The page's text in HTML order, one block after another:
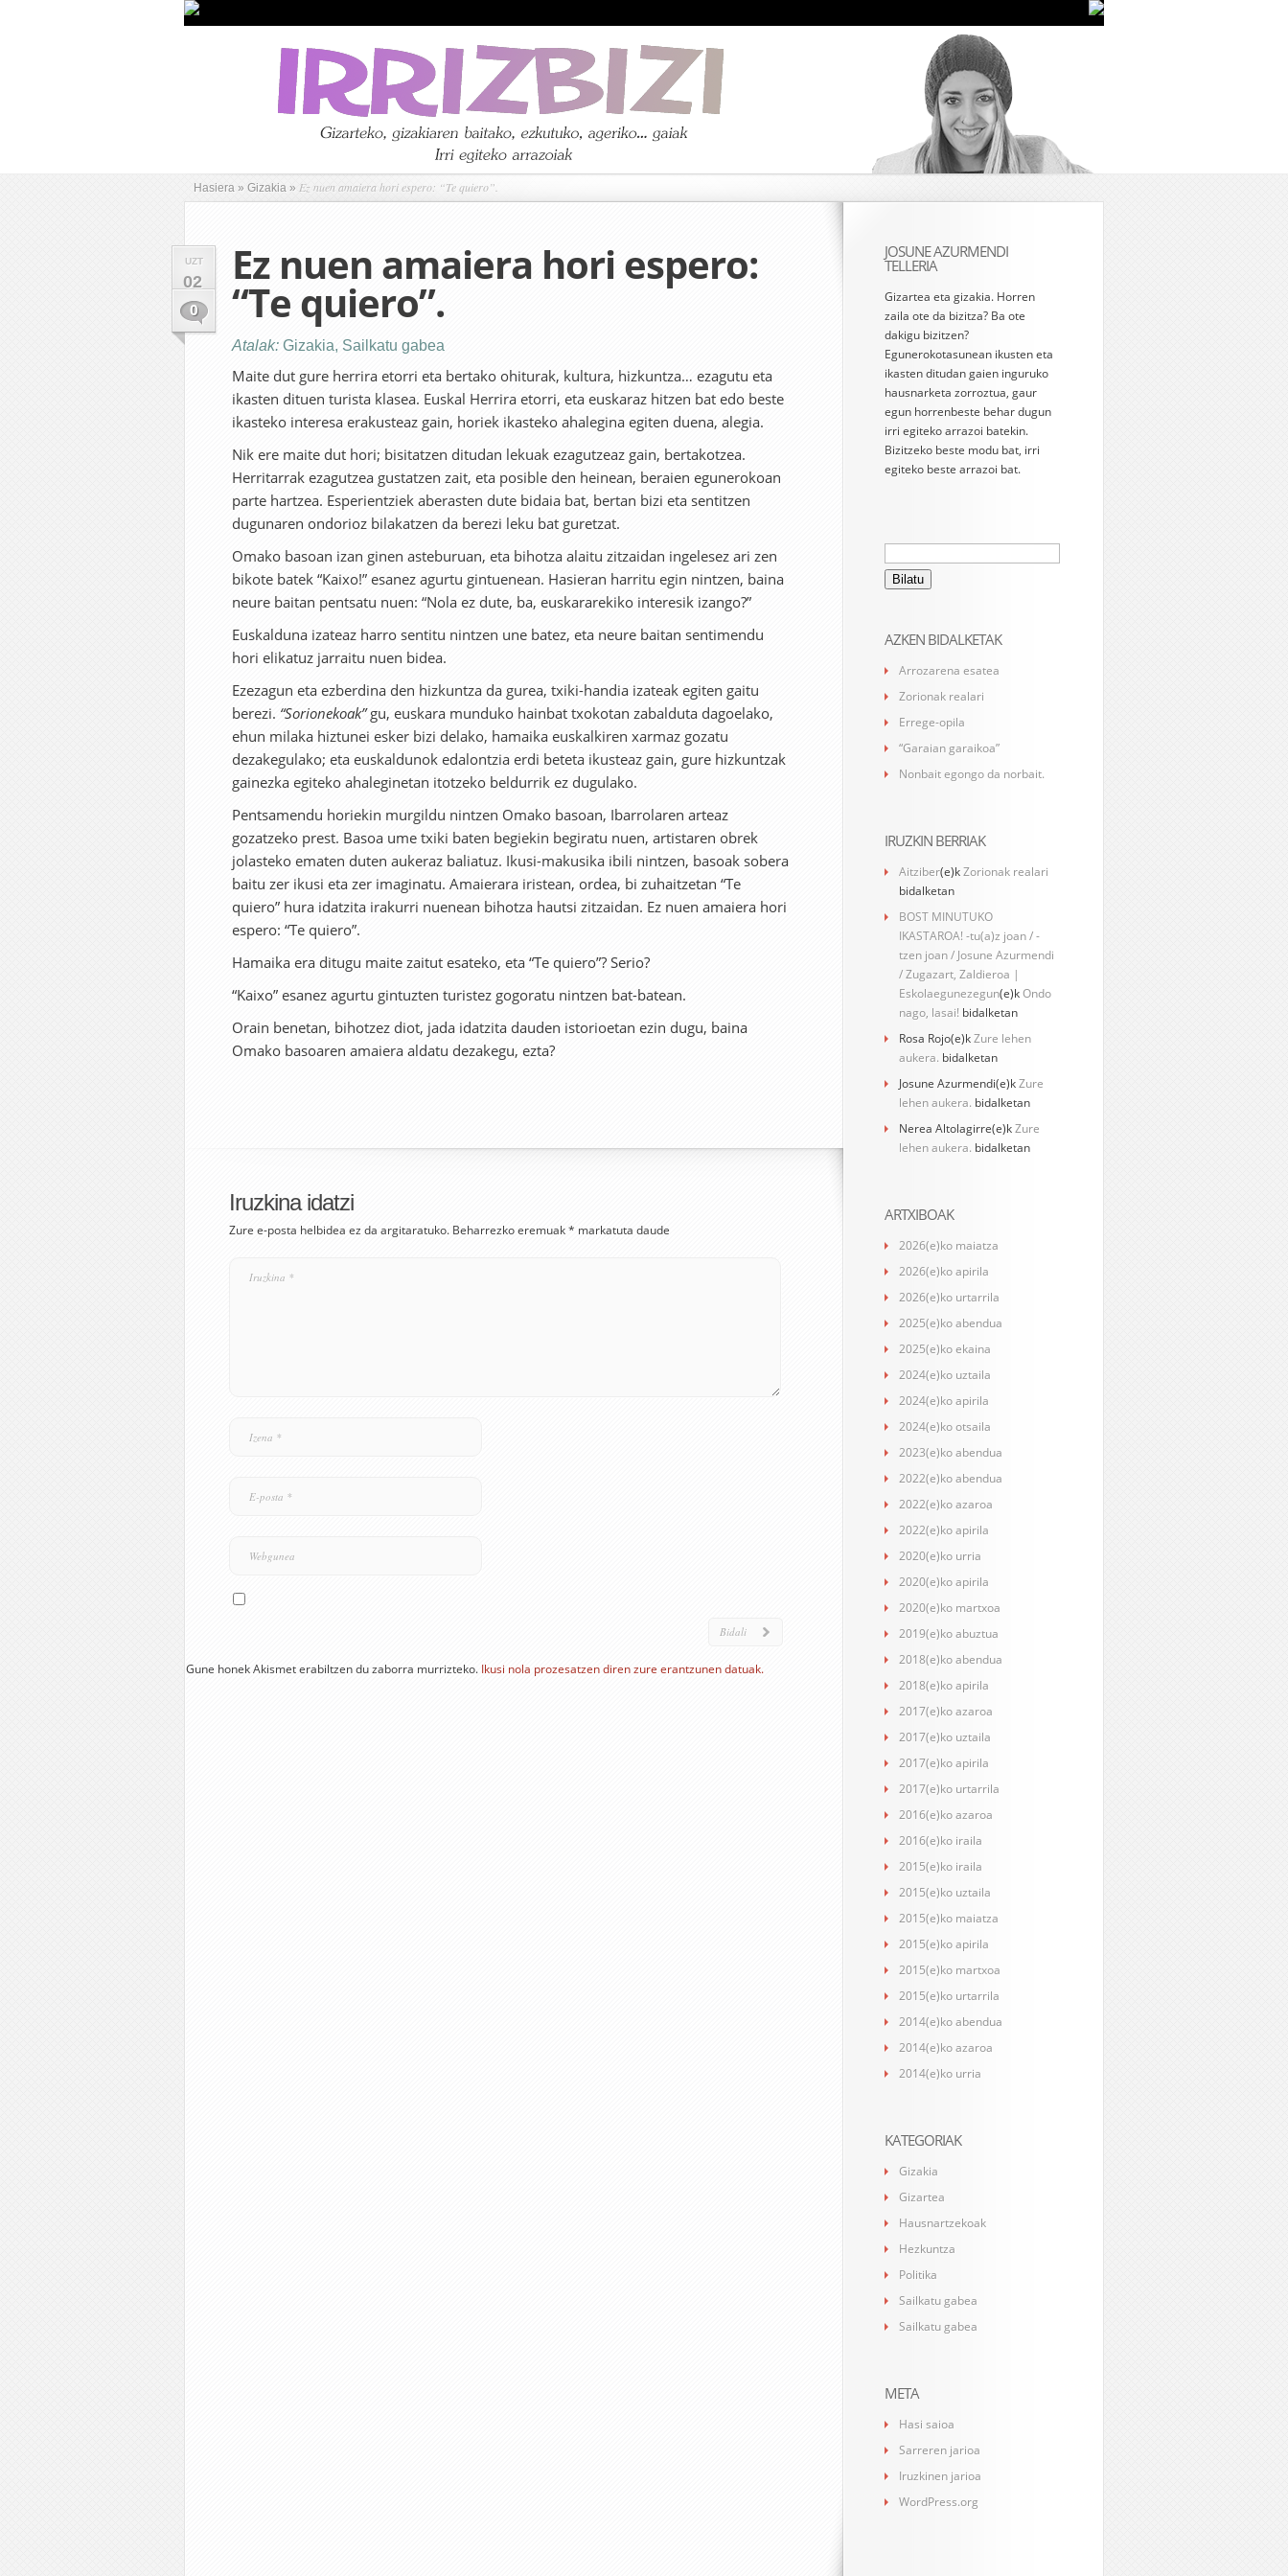
Hasiera » Gizakia » Ez nuen amaiera hori espero: “Te quiero”.
UZT
02
0
Ez nuen amaiera hori espero:
“Te quiero”.
Atalak: Gizakia, Sailkatu gabea
Maite dut gure herrira etorri eta bertako ohiturak, kultura, hizkuntza… ezagutu eta
ikasten dituen turista klasea. Euskal Herrira etorri, eta euskaraz hitzen bat edo beste
ikasteko interesa erakusteaz gain, horiek ikasteko ahalegina egiten duena, alegia.
Nik ere maite dut hori; bisitatzen ditudan lekuak ezagutzeaz gain, bertakotzea.
Herritarrak ezagutzea gustatzen zait, eta posible den heinean, beraien egunerokoan
parte hartzea. Esperientziek aberasten dute bidaia bat, bertan bizi eta sentitzen
dugunaren ondorioz bilakatzen da berezi leku bat guretzat.
Omako basoan izan ginen asteburuan, eta bihotza alaitu zitzaidan ingelesez ari zen
bikote batek “Kaixo!” esanez agurtu gintuenean. Hasieran harritu egin nintzen, baina
neure baitan pentsatu nuen: “Nola ez dute, ba, euskararekiko interesik izango?”
Euskalduna izateaz harro sentitu nintzen une batez, eta neure baitan sentimendu
hori elikatuz jarraitu nuen bidea.
Ezezagun eta ezberdina den hizkuntza da gurea, txiki-handia izateak egiten gaitu
berezi. “Sorionekoak”gu, euskara munduko hainbat txokotan zabalduta dagoelako,
ehun milaka hiztunei esker bizi delako, hamaika euskalkiren xarmaz gozatu
dezakegulako; eta euskaldunok edalontzia erdi beteta ikusteaz gain, gure hizkuntzak
gainezka egiteko ahaleginetan itotzeko beldurrik ez dugulako.
Pentsamendu horiekin murgildu nintzen Omako basoan, Ibarrolaren arteaz
gozatzeko prest. Basoa ume txiki baten begiekin begiratu nuen, artistaren obrek
jolasteko ematen duten aukeraz baliatuz. Ikusi-makusika ibili nintzen, basoak sobera
baitu zer ikusi eta zer imaginatu. Amaierara iristean, ordea, bi zuhaitzetan “Te
quiero” hura idatzita irakurri nuenean bihotza hautsi zitzaidan. Ez nuen amaiera hori
espero: “Te quiero”.
Hamaika era ditugu maite zaitut esateko, eta “Te quiero”? Serio?
“Kaixo” esanez agurtu gintuzten turistez gogoratu nintzen bat-batean.
Orain benetan, bihotzez diot, jada idatzita dauden istorioetan ezin dugu, baina
Omako basoaren amaiera aldatu dezakegu, ezta?
Iruzkina idatzi
Zure e-posta helbidea ez da argitaratuko. Beharrezko eremuak* markatuta daude
Gune honek Akismet erabiltzen du zaborra murrizteko. Ikusi nola prozesatzen diren zure erantzunen datuak.
JOSUNE AZURMENDI
TELLERIA
Gizartea eta gizakia. Horren
zaila ote da bizitza? Ba ote
dakigu bizitzen?
Egunerokotasunean ikusten eta
ikasten ditudan gaien inguruko
hausnarketa zorroztua, gaur
egun horrenbeste behar dugun
irri egiteko arrazoi batekin.
Bizitzeko beste modu bat, irri
egiteko beste arrazoi bat.
Bilatu:
AZKEN BIDALKETAK
Arrozarena esatea
Zorionak realari
Errege-opila
“Garaian garaikoa”
Nonbait egongo da norbait.
IRUZKIN BERRIAK
Aitziber(e)kZorionak realari
bidalketan
BOST MINUTUKO
IKASTAROA! -tu(a)z joan / -
tzen joan / Josune Azurmendi
/ Zugazart, Zaldieroa |
Eskolaegunezegun(e)kOndo
nago, lasai! bidalketan
Rosa Rojo(e)kZure lehen
aukera. bidalketan
Josune Azurmendi(e)kZure
lehen aukera. bidalketan
Nerea Altolagirre(e)kZure
lehen aukera. bidalketan
ARTXIBOAK
2026(e)ko maiatza
2026(e)ko apirila
2026(e)ko urtarrila
2025(e)ko abendua
2025(e)ko ekaina
2024(e)ko uztaila
2024(e)ko apirila
2024(e)ko otsaila
2023(e)ko abendua
2022(e)ko abendua
2022(e)ko azaroa
2022(e)ko apirila
2020(e)ko urria
2020(e)ko apirila
2020(e)ko martxoa
2019(e)ko abuztua
2018(e)ko abendua
2018(e)ko apirila
2017(e)ko azaroa
2017(e)ko uztaila
2017(e)ko apirila
2017(e)ko urtarrila
2016(e)ko azaroa
2016(e)ko iraila
2015(e)ko iraila
2015(e)ko uztaila
2015(e)ko maiatza
2015(e)ko apirila
2015(e)ko martxoa
2015(e)ko urtarrila
2014(e)ko abendua
2014(e)ko azaroa
2014(e)ko urria
KATEGORIAK
Gizakia
Gizartea
Hausnartzekoak
Hezkuntza
Politika
Sailkatu gabea
Sailkatu gabea
META
Hasi saioa
Sarreren jarioa
Iruzkinen jarioa
WordPress.org